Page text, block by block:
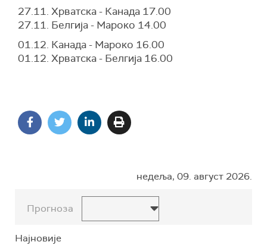
27.11. Хрватска - Канада 17.00
27.11. Белгија - Мароко 14.00
01.12. Канада - Мароко 16.00
01.12. Хрватска - Белгија 16.00
недеља, 09. август 2026.
Прогноза
Најновије